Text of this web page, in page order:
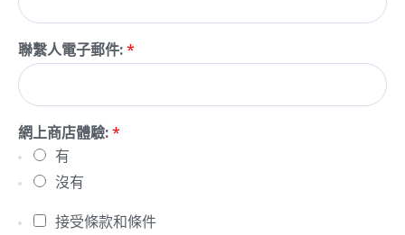
聯繫人電子郵件: *
網上商店體驗: *
有
沒有
接受條款和條件